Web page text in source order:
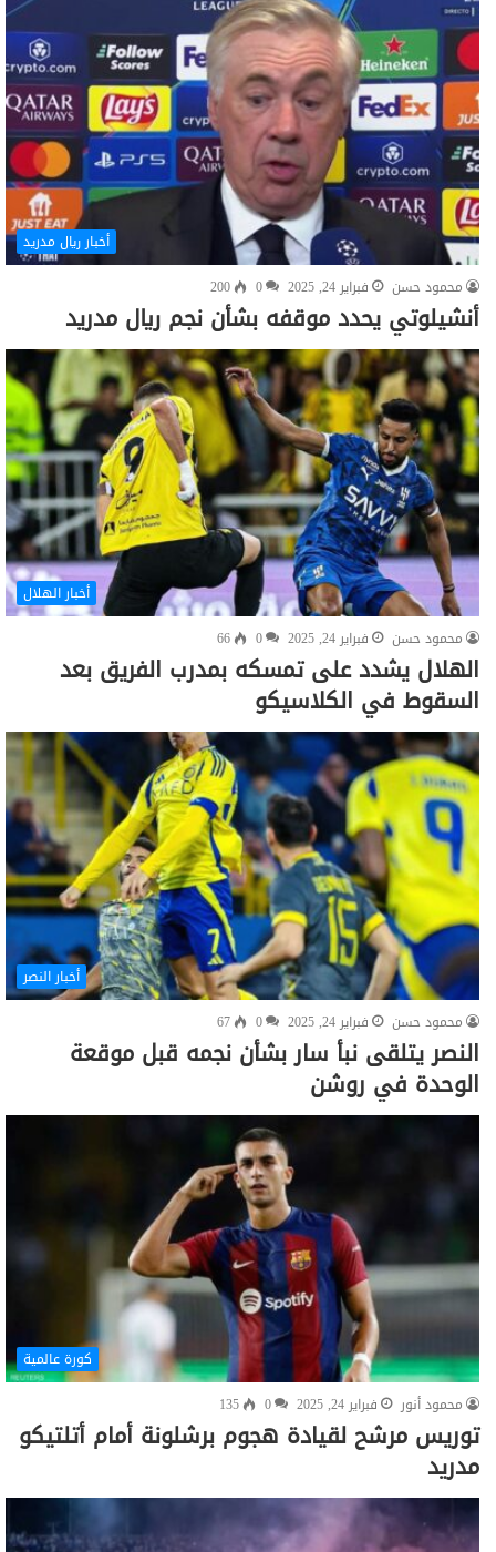
أخبار ريال مدريد
محمود حسن
فبراير 24, 2025 0
200
أنشيلوتي يحدد موقفه بشأن نجم ريال مدريد
أخبار الهلال
محمود حسن
فبراير 24, 2025 0
66
الهلال يشدد على تمسكه بمدرب الفريق بعد
السقوط في الكلاسيكو
أخبار النصر
محمود حسن
فبراير 24, 2025 0
67
النصر يتلقى نبأ سار بشأن نجمه قبل موقعة
الوحدة في روشن
كورة عالمية
محمود أنور
فبراير 24, 2025 0
135
توريس مرشح لقيادة هجوم برشلونة أمام أتلتيكو
مدريد